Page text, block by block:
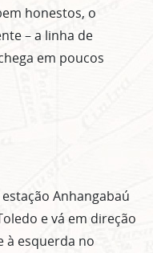
honestos, o
– a linha de
em poucos
Anhangabaú
e vá em direção
à esquerda no